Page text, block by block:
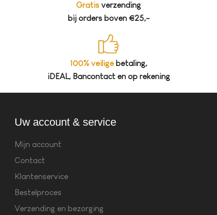
Gratis verzending
bij orders boven €25,-
100% veiligebetaling,
iDEAL, Bancontact en op rekening
Uw account & service
Mijn account
Contact
Klantenservice
Bestelproces
Verzending en bezorging